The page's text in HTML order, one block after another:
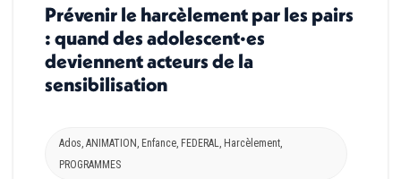
Prévenir le harcèlement par les pairs
: quand des adolescent·es
deviennent acteurs de la
sensibilisation
Ados, ANIMATION, Enfance, FEDERAL, Harcèlement,
PROGRAMMES